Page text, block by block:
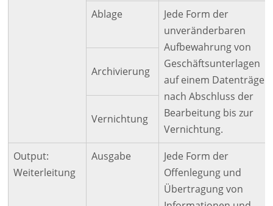
Ablage
Jede Form der
unveränderbaren
Aufbewahrung von
Geschäftsunterlagen
auf einem Datenträger
nach Abschluss der
Bearbeitung bis zur
Vernichtung.
Archivierung
Vernichtung
Output:
Weiterleitung
Ausgabe
Jede Form der
Offenlegung und
Übertragung von